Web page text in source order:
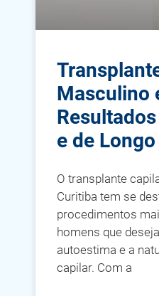
Masculino
e de
O transplante
Curitiba tem se
procedimentos
homens que
autoestima e a
capilar. Com a